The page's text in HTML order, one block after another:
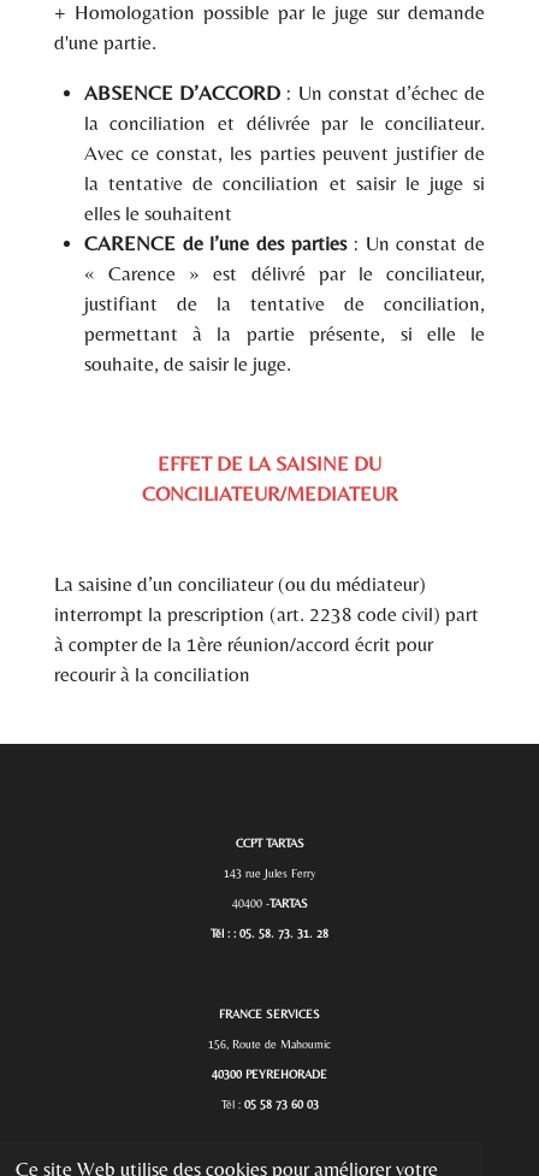
Ce site Web utilise des cookies pour améliorer votre
+ Homologation possible par le juge sur demande
d'une partie.
ABSENCE D’ACCORD : Un constat d’échec de
la conciliation et délivrée par le conciliateur.
Avec ce constat, les parties peuvent justifier de
la tentative de conciliation et saisir le juge si
elles le souhaitent
CARENCE de l’une des parties : Un constat de
« Carence » est délivré par le conciliateur,
justifiant de la tentative de conciliation,
permettant à la partie présente, si elle le
souhaite, de saisir le juge.
EFFET DE LA SAISINE DU
CONCILIATEUR/MEDIATEUR
La saisine d’un conciliateur (ou du médiateur)
interrompt la prescription (art. 2238 code civil) part
à compter de la 1èreréunion/accord écrit pour
recourir à la conciliation
CCPT TARTAS
143 rue Jules Ferry
40400 -TARTAS
Tél : : 05. 58. 73. 31. 28
FRANCE SERVICES
156, Route de Mahoumic
40300 PEYREHORADE
Tél : 05 58 73 60 03